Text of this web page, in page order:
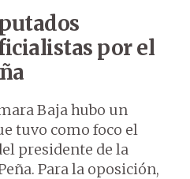
por el
Baja hubo un
tuvo como foco el
presidente de la
Para la oposición,